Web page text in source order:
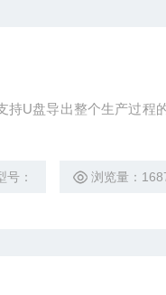
持U盘导出整个生产过程
号： 浏览量：